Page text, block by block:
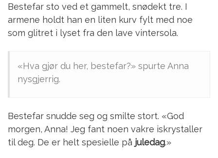
Bestefar sto ved et gammelt, snødekt tre. I
armene holdt han en liten kurv fylt med noe
som glitret i lyset fra den lave vintersola.
«Hva gjør du her, bestefar?» spurte Anna
nysgjerrig.
Bestefar snudde seg og smilte stort. «God
morgen, Anna! Jeg fant noen vakre iskrystaller
til deg. De er helt spesielle på juledag.»